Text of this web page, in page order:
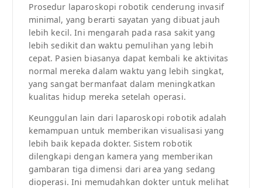
Prosedur laparoskopi robotik cenderung invasif
minimal, yang berarti sayatan yang dibuat jauh
lebih kecil. Ini mengarah pada rasa sakit yang
lebih sedikit dan waktu pemulihan yang lebih
cepat. Pasien biasanya dapat kembali ke aktivitas
normal mereka dalam waktu yang lebih singkat,
yang sangat bermanfaat dalam meningkatkan
kualitas hidup mereka setelah operasi.
Keunggulan lain dari laparoskopi robotik adalah
kemampuan untuk memberikan visualisasi yang
lebih baik kepada dokter. Sistem robotik
dilengkapi dengan kamera yang memberikan
gambaran tiga dimensi dari area yang sedang
dioperasi. Ini memudahkan dokter untuk melihat